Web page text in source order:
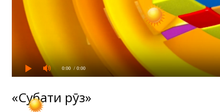
0:00 / 0:00
«Суҳбати рӯз»